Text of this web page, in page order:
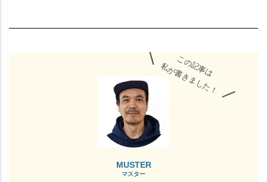
＼ この記事は
私が書きました！ ／
MUSTER
マスター